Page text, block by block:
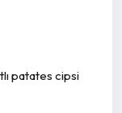
patates cipsi